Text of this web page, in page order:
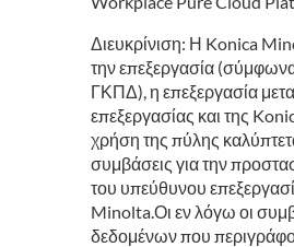
Διευκρίνιση: Η Konica
την επεξεργασία
ΓΚΠΔ), η επεξεργασία
επεξεργασίας και της
χρήση της πύλης
συμβάσεις για την
του υπεύθυνου
Minolta.Οι εν λόγω οι
δεδομένων που